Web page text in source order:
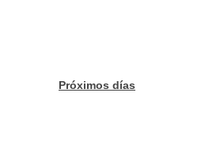
Próximos días